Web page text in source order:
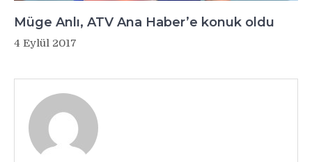
Müge Anlı, ATV Ana Haber’e konuk oldu
4 Eylül 2017